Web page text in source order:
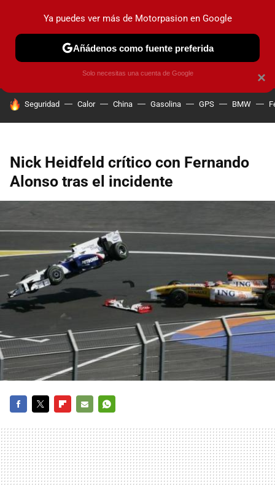
PRUEBAS COCHES ELÉCTRICOS OBSERVATORIO
HOY SE HABLA DE
Seguridad Calor China Gasolina GPS BMW
Nick Heidfeld crítico con Fernando
Alonso tras el incidente
MAIL
×
Ya puedes ver más de Motorpasion en Google
Añádenos como fuente preferida
Solo necesitas una cuenta de Google